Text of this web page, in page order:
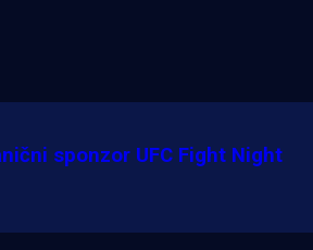
sponzor UFC Fight Night